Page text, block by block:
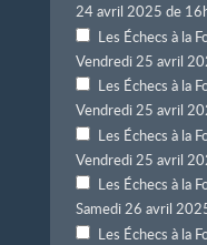
24 avril 2025 de
Les Échecs à la
Vendredi 25 avril
Les Échecs à la
Vendredi 25 avril
Les Échecs à la
Vendredi 25 avril
Les Échecs à la
Samedi 26 avril
Les Échecs à la